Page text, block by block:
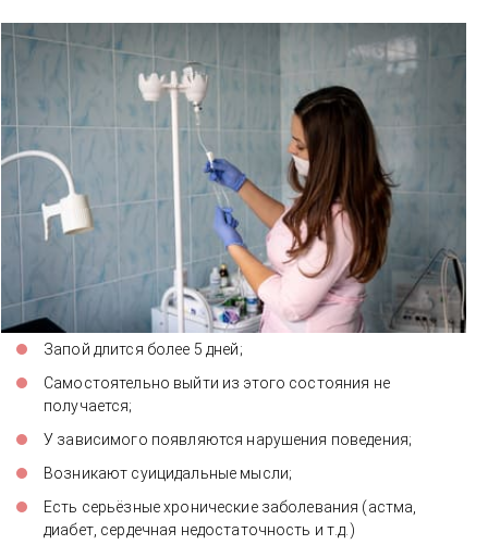
Запой длится более 5 дней;
Самостоятельно выйти из этого состояния не
получается;
У зависимого появляются нарушения поведения;
Возникают суицидальные мысли;
Есть серьёзные хронические заболевания (астма,
диабет, сердечная недостаточность и т.д.)